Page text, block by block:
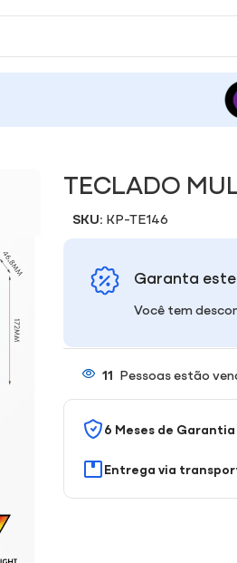
TECLADO
SKU: KP-TE146
Garanta
Você tem
11 Pessoas estão
6 Meses de Garantia
Entrega via